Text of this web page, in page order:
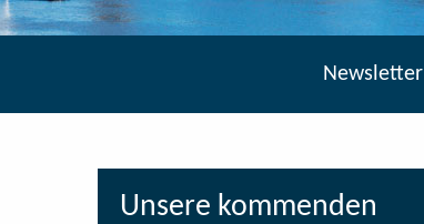
Newsletter
Unsere kommenden